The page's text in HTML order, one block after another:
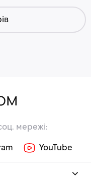
мережі:
YouTube